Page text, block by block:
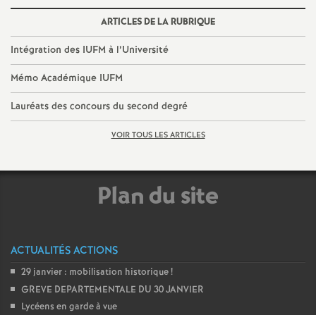
e
m
e
n
e
ARTICLES DE LA RUBRIQUE
Intégration des IUFM à l’Université
Mémo Académique IUFM
Lauréats des concours du second degré
VOIR TOUS LES ARTICLES
Plan du site
ACTUALITÉS ACTIONS
29 janvier : mobilisation historique!
GREVE DEPARTEMENTALE DU 30 JANVIER
Lycéens en garde à vue